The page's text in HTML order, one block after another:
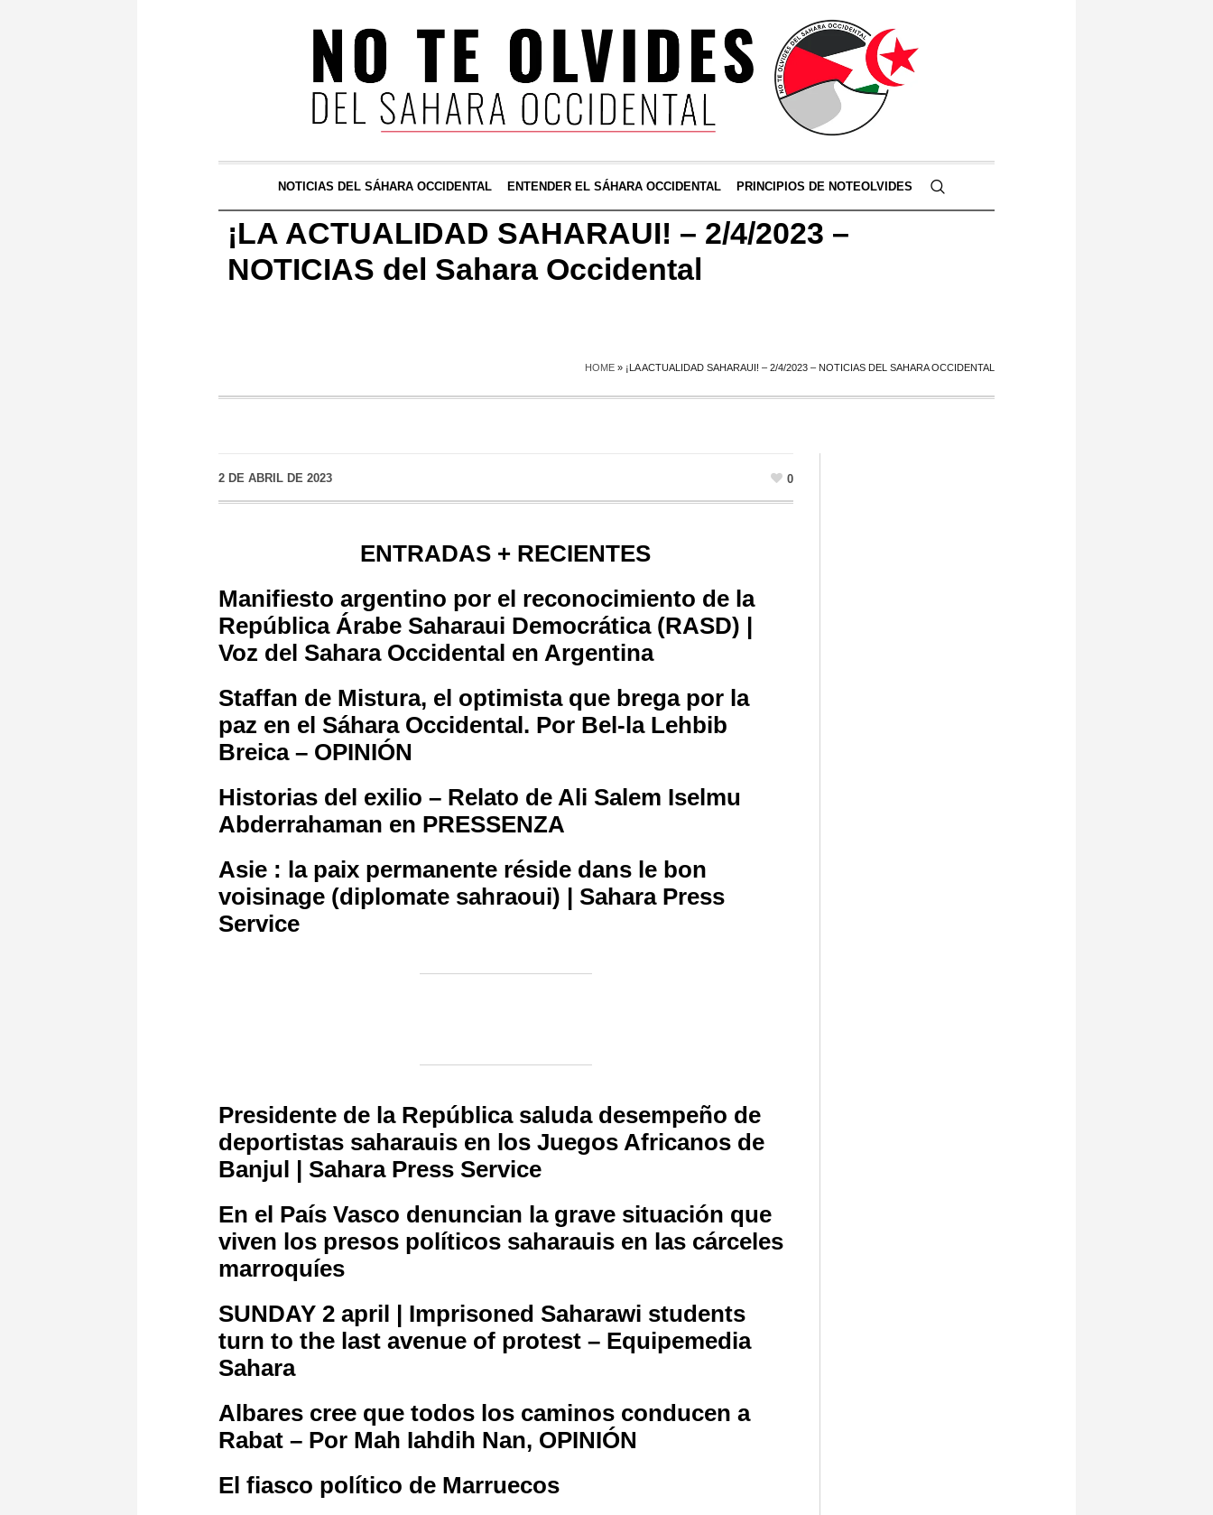
NOTICIAS DEL SÁHARA OCCIDENTAL ENTENDER EL SÁHARA OCCIDENTAL PRINCIPIOS DE NOTEOLVIDES
¡LA ACTUALIDAD SAHARAUI! – 2/4/2023 –
NOTICIAS del Sahara Occidental
HOME » ¡LA ACTUALIDAD SAHARAUI! – 2/4/2023 – NOTICIAS DEL SAHARA OCCIDENTAL
2 DE ABRIL DE 2023 0
ENTRADAS + RECIENTES
Manifiesto argentino por el reconocimiento de la
República Árabe Saharaui Democrática (RASD) |
Voz del Sahara Occidental en Argentina
Staffan de Mistura, el optimista que brega por la
paz en el Sáhara Occidental. Por Bel-la Lehbib
Breica – OPINIÓN
Historias del exilio – Relato de Ali Salem Iselmu
Abderrahaman en PRESSENZA
Asie : la paix permanente réside dans le bon
voisinage (diplomate sahraoui) | Sahara Press
Service
Presidente de la República saluda desempeño de
deportistas saharauis en los Juegos Africanos de
Banjul | Sahara Press Service
En el País Vasco denuncian la grave situación que
viven los presos políticos saharauis en las cárceles
marroquíes
SUNDAY 2 april | Imprisoned Saharawi students
turn to the last avenue of protest – Equipemedia
Sahara
Albares cree que todos los caminos conducen a
Rabat – Por Mah Iahdih Nan, OPINIÓN
El fiasco político de Marruecos